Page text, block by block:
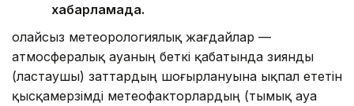
хабарламада.
Қолайсыз метеорологиялық жағдайлар —
атмосфералық ауаның беткі қабатында зиянды
(ластаушы) заттардың шоғырлануына ықпал ететін
қысқамерзімді метеофакторлардың (тымық ауа